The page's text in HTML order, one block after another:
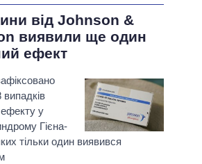
від Johnson &
виявили ще один
ефект
випадків
ефекту у
Гієна-
тільки один виявився